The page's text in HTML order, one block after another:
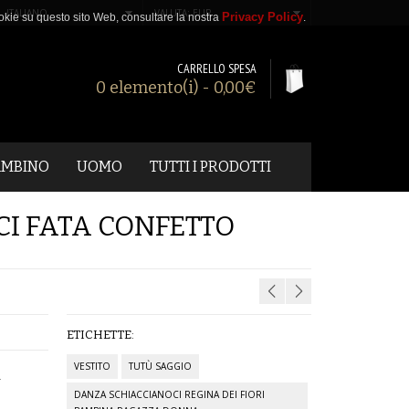
ITALIANO VALUTA: EUR
CARRELLO SPESA
0 elemento(i) - 0,00€
UOMO TUTTI I PRODOTTI
FATA CONFETTO
ETICHETTE:
VESTITO TUTÙ SAGGIO
DANZA SCHIACCIANOCI REGINA DEI FIORI
su questo sito Web, consultare la nostra Privacy Policy.